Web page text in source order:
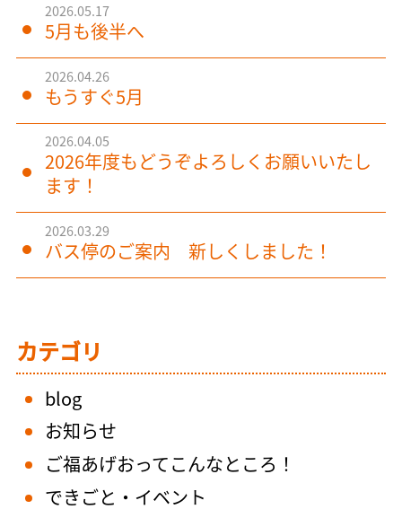
2026.05.17
5月も後半へ
2026.04.26
もうすぐ5月
2026.04.05
2026年度もどうぞよろしくお願いいたし
ます！
2026.03.29
バス停のご案内 新しくしました！
カテゴリ
blog
お知らせ
ご福あげおってこんなところ！
できごと・イベント